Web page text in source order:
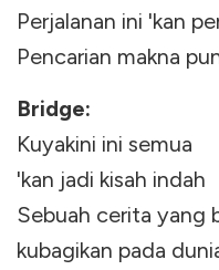
Perjalanan ini 'kan
Pencarian makna
Bridge:
Kuyakini ini semua
'kan jadi kisah indah
Sebuah cerita yang
kubagikan pada